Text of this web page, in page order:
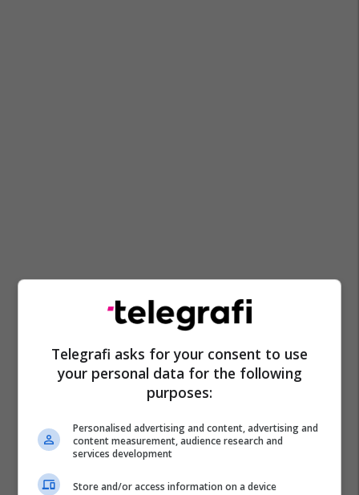
IPKO, Sponsor i Artë i DokuFest
2026, mbështet filmin dhe
frymëzon gjeneratën e re të
krijuesve
IPKO
Pashtetat MEKA - zgjedhje
Telegrafi asks for your consent to use
your personal data for the following
purposes:
Personalised advertising and content, advertising and
content measurement, audience research and
services development
Store and/or access information on a device